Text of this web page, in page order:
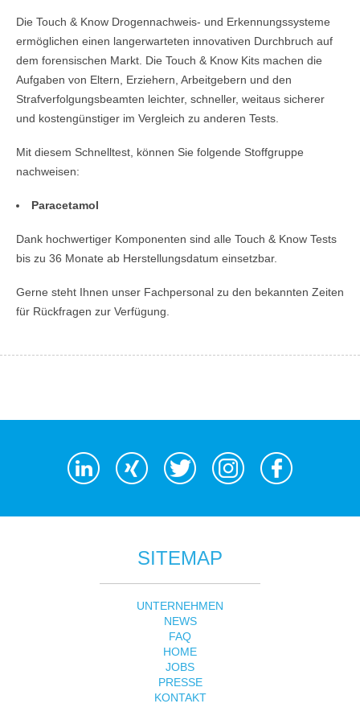
Die Touch & Know Drogennachweis- und Erkennungssysteme
ermöglichen einen langerwarteten innovativen Durchbruch auf
dem forensischen Markt. Die Touch & Know Kits machen die
Aufgaben von Eltern, Erziehern, Arbeitgebern und den
Strafverfolgungsbeamten leichter, schneller, weitaus sicherer
und kostengünstiger im Vergleich zu anderen Tests.
Mit diesem Schnelltest, können Sie folgende Stoffgruppe
nachweisen:
Paracetamol
Dank hochwertiger Komponenten sind alle Touch & Know Tests
bis zu 36 Monate ab Herstellungsdatum einsetzbar.
Gerne steht Ihnen unser Fachpersonal zu den bekannten Zeiten
für Rückfragen zur Verfügung.
SITEMAP
UNTERNEHMEN
NEWS
FAQ
HOME
JOBS
PRESSE
KONTAKT